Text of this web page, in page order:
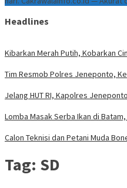
Headlines
Kibarkan Merah Putih, Kobarkan
Tim Resmob Polres Jeneponto,
Jelang HUT RI, Kapolres
Lomba Masak Serba Ikan di
Calon Teknisi dan Petani Muda
Tag: SD